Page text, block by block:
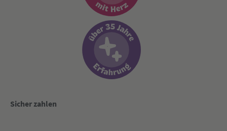
Sicher zahlen